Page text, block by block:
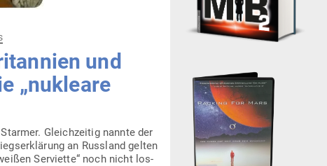
und
„nukleare
Gleich­zeitig nannte der
an Russland gelten
Ser­viette“ noch nicht los­